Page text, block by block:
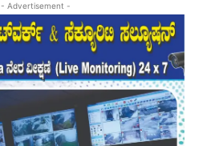
- Advertisement -